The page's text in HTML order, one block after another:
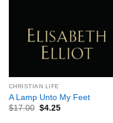
CHRISTIAN LIFE
A Lamp Unto My Feet
$17.00 $4.25